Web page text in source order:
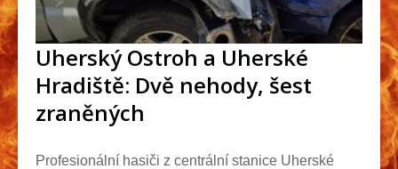
Uherský Ostroh a Uherské
Hradiště: Dvě nehody, šest
zraněných
Profesionální hasiči z centrální stanice Uherské